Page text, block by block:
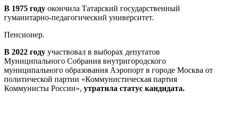
В 1975 году окончила Татарский государственный
гуманитарно-педагогический университет.
Пенсионер.
В 2022 году участвовал в выборах депутатов
Муниципального Собрания внутригородского
муниципального образования Аэропорт в городе Москва от
политической партии «Коммунистическая партия
Коммунисты России», утратила статус кандидата.